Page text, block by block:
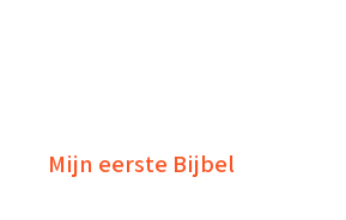
Mijn eerste Bijbel